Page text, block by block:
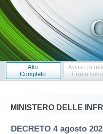
Atto
Completo
Avviso di
Errata
MINISTERO DELLE
DECRETO 4 agosto